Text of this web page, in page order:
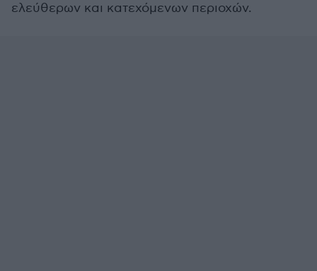
ελεύθερων και κατεχόμενων περιοχών.